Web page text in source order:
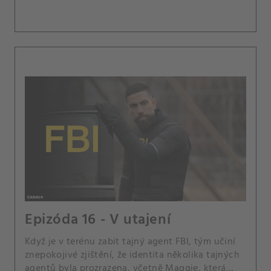
Epizóda 16 - V utajení
Když je v terénu zabit tajný agent FBI, tým učiní
znepokojivé zjištění, že identita několika tajných